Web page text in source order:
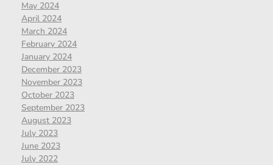
May 2024
April 2024
March 2024
February 2024
January 2024
December 2023
November 2023
October 2023
September 2023
August 2023
July 2023
June 2023
July 2022